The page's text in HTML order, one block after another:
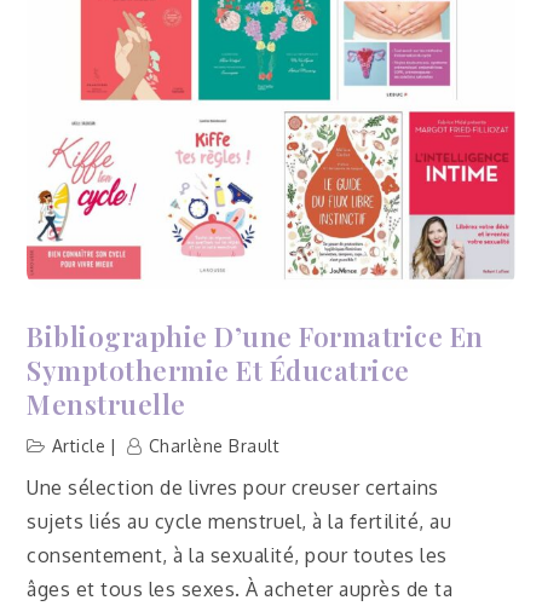
Bibliographie D’une Formatrice En
Symptothermie Et Éducatrice
Menstruelle
Article Charlène Brault
Une sélection de livres pour creuser certains
sujets liés au cycle menstruel, à la fertilité, au
consentement, à la sexualité, pour toutes les
âges et tous les sexes. À acheter auprès de ta